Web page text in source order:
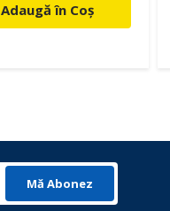
Adaugă în Coș
Mă Abonez